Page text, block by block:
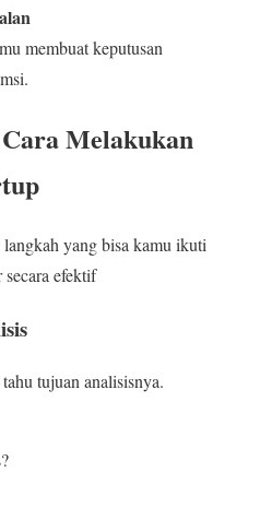
membuat keputusan
Melakukan
yang bisa kamu ikuti
secara efektif
tujuan analisisnya.